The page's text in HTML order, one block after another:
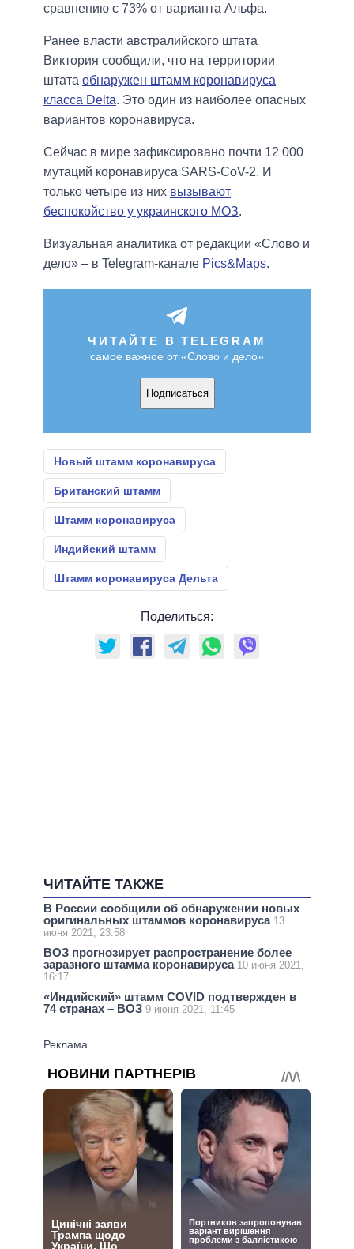
сравнению с 73% от варианта Альфа.
Ранее власти австралийского штата
Виктория сообщили, что на территории
штата обнаружен штамм коронавируса
класса Delta. Это один из наиболее опасных
вариантов коронавируса.
Сейчас в мире зафиксировано почти 12 000
мутаций коронавируса SARS-CoV-2. И
только четыре из них вызывают
беспокойство у украинского МОЗ.
Визуальная аналитика от редакции «Слово и
дело» – в Telegram-канале Pics&Maps.
ЧИТАЙТЕ В TELEGRAM
самое важное от «Слово и дело»
Подписаться
Новый штамм коронавируса
Британский штамм
Штамм коронавируса
Индийский штамм
Штамм коронавируса Дельта
Поделиться:
ЧИТАЙТЕ ТАКЖЕ
В России сообщили об обнаружении новых
оригинальных штаммов коронавируса 13
июня 2021, 23:58
ВОЗ прогнозирует распространение более
заразного штамма коронавируса 10 июня 2021,
16:17
«Индийский» штамм COVID подтвержден в
74 странах – ВОЗ 9 июня 2021, 11:45